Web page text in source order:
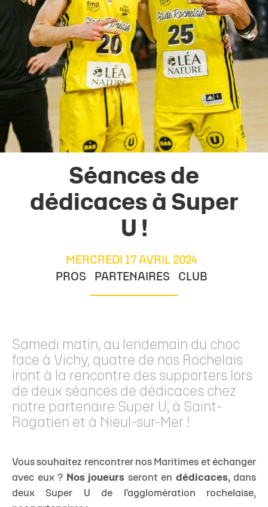
Séances de
dédicaces à Super
U !
MERCREDI 17 AVRIL 2024
PROS
PARTENAIRES CLUB
Samedi matin, au lendemain du choc
face à Vichy, quatre de nos Rochelais
iront à la rencontre des supporters lors
de deux séances de dédicaces chez
notre partenaire Super U, à Saint-
Rogatien et à Nieul-sur-Mer !
Vous souhaitez rencontrer nos Maritimes et échanger
avec eux ? Nos joueurs seront en dédicaces, dans
deux Super U de l'agglomération rochelaise,